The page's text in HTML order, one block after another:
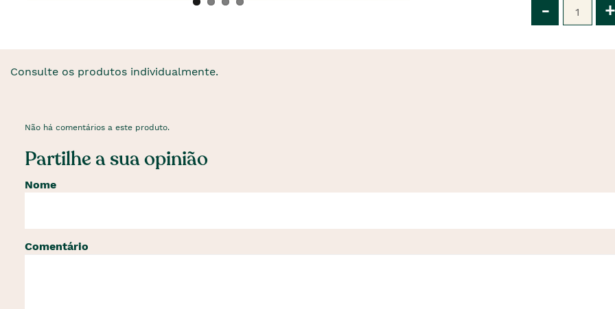
- +
Consulte os produtos individualmente.
Não há comentários a este produto.
Partilhe a sua opinião
Nome
Comentário